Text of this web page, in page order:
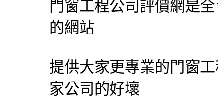
門窗工程公司評價網是
的網站
提供大家更專業的門窗
家公司的好壞